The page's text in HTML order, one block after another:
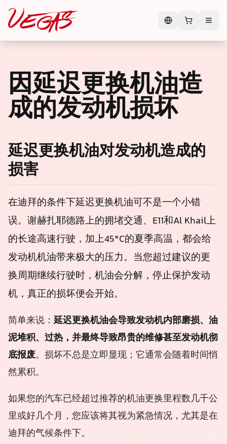
因延迟更换机油造
成的发动机损坏
延迟更换机油对发动机造成的
损害
在迪拜的条件下延迟更换机油可不是一个小错
误。谢赫扎耶德路上的拥堵交通、E11和Al Khail上
的长途高速行驶，加上45°C的夏季高温，都会给
发动机机油带来极大的压力。当您超过建议的更
换周期继续行驶时，机油会分解，停止保护发动
机，真正的损坏便会开始。
简单来说：延迟更换机油会导致发动机内部磨损、油
泥堆积、过热，并最终导致昂贵的维修甚至发动机彻
底报废。损坏不总是立即显现；它通常会随着时间悄
然累积。
如果您的汽车已经超过推荐的机油更换里程数几千公
里或好几个月，您应该将其视为紧急情况，尤其是在
迪拜的气候条件下。